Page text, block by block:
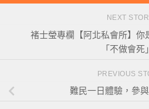
NEXT
褚士瑩專欄【阿北私會所】你
「不做會死
PREVIOUS
難民一日體驗，參